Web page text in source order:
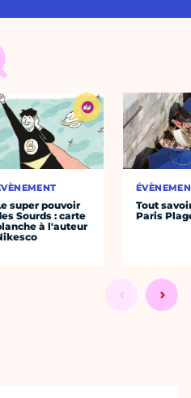
super pouvoir
Sourds : carte
à l'auteur
Tout
Paris